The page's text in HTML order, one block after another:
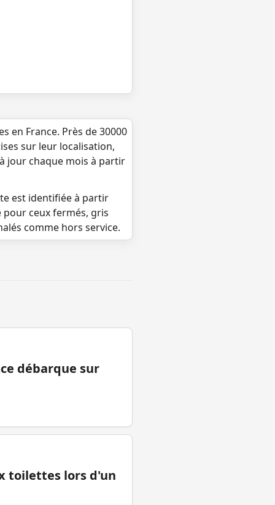
en France. Près de 30000
sur leur localisation,
jour chaque mois à partir
est identifiée à partir
ceux fermés, gris
comme hors service.
débarque sur
toilettes lors d'un